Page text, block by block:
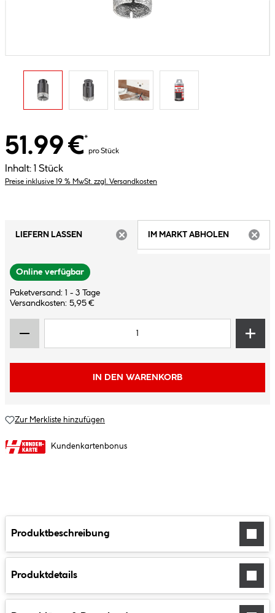
51.99 €*
pro Stück
Inhalt: 1 Stück
Preise inklusive 19 % MwSt. zzgl. Versandkosten
LIEFERN LASSEN
IM MARKT ABHOLEN
Online verfügbar
Paketversand: 1 - 3 Tage
Versandkosten: 5,95 €
IN DEN WARENKORB
Zur Merkliste hinzufügen
Kundenkartenbonus
Produktbeschreibung
Produktdetails